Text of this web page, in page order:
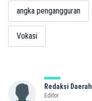
angka pengangguran
Vokasi
Redaksi Daerah
Editor